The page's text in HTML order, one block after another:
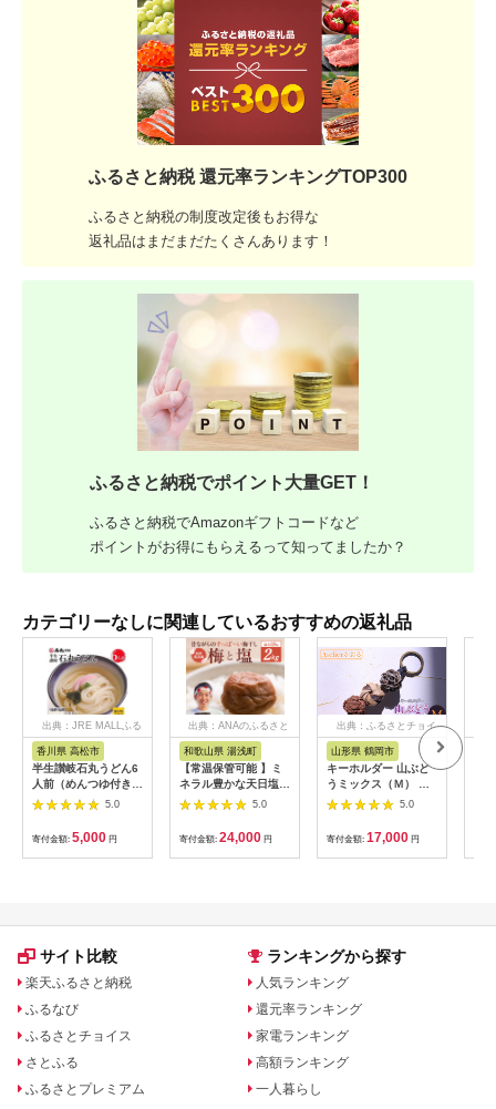
ふるさと納税 還元率ランキングTOP300
ふるさと納税の制度改定後もお得な
返礼品はまだまだたくさんあります！
ふるさと納税でポイント大量GET！
ふるさと納税でAmazonギフトコードなど
ポイントがお得にもらえるって知ってましたか？
カテゴリーなしに関連しているおすすめの返礼品
出典：JRE MALLふる
さと納税
香川県 高松市
半生讃岐石丸うどん6
人前（めんつゆ付き）
麺300g×2袋
5.0
寄付金額: 5,000 円
出典：ANAのふるさと
和歌山県 湯浅町
【常温保管可能 】ミ
ネラル豊かな天日塩だ
けで漬けた無添加梅干
し2kg 梅ボーイズ｜
B201_EP6024
5.0
寄付金額: 24,000 円
出典：ふるさとチョイ
山形県 鶴岡市
キーホルダー 山ぶど
うミックス（Ｍ） 山
形県鶴岡市 アトリエ
かおる | 山葡萄 雑貨
キーホルダー ギフト
贈り物 お取り寄せ 返
礼品
5.0
寄付金額: 17,000 円
サイト比較
楽天ふるさと納税
ふるなび
ふるさとチョイス
さとふる
ふるさとプレミアム
ランキングから探す
人気ランキング
還元率ランキング
家電ランキング
高額ランキング
一人暮らし